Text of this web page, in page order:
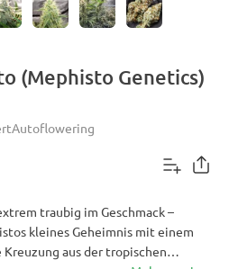
(Mephisto Genetics)
Autoflowering
traubig im Geschmack –
kleines Geheimnis mit einem
aus der tropischen